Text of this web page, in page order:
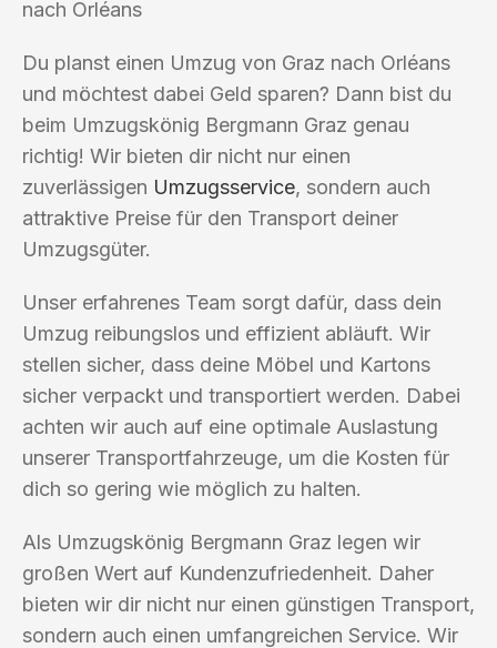
nach Orléans
Du planst einen Umzug von Graz nach Orléans
und möchtest dabei Geld sparen? Dann bist du
beim Umzugskönig Bergmann Graz genau
richtig! Wir bieten dir nicht nur einen
zuverlässigen Umzugsservice, sondern auch
attraktive Preise für den Transport deiner
Umzugsgüter.
Unser erfahrenes Team sorgt dafür, dass dein
Umzug reibungslos und effizient abläuft. Wir
stellen sicher, dass deine Möbel und Kartons
sicher verpackt und transportiert werden. Dabei
achten wir auch auf eine optimale Auslastung
unserer Transportfahrzeuge, um die Kosten für
dich so gering wie möglich zu halten.
Als Umzugskönig Bergmann Graz legen wir
großen Wert auf Kundenzufriedenheit. Daher
bieten wir dir nicht nur einen günstigen Transport,
sondern auch einen umfangreichen Service. Wir